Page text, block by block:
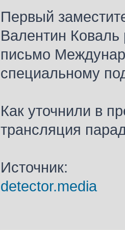
Первый
Валентин Коваль
письмо
специальному
Как уточнили в
трансляция
Источник:
detector.media